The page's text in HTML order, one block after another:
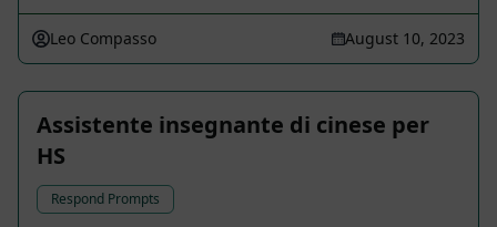
Leo Compasso August 10, 2023
Assistente insegnante di cinese per
HS
Respond Prompts